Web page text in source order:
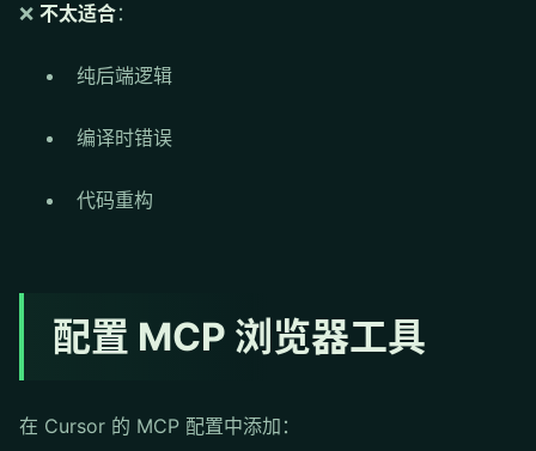
❌ 不太适合：
纯后端逻辑
编译时错误
代码重构
配置 MCP 浏览器工具
在 Cursor 的 MCP 配置中添加：